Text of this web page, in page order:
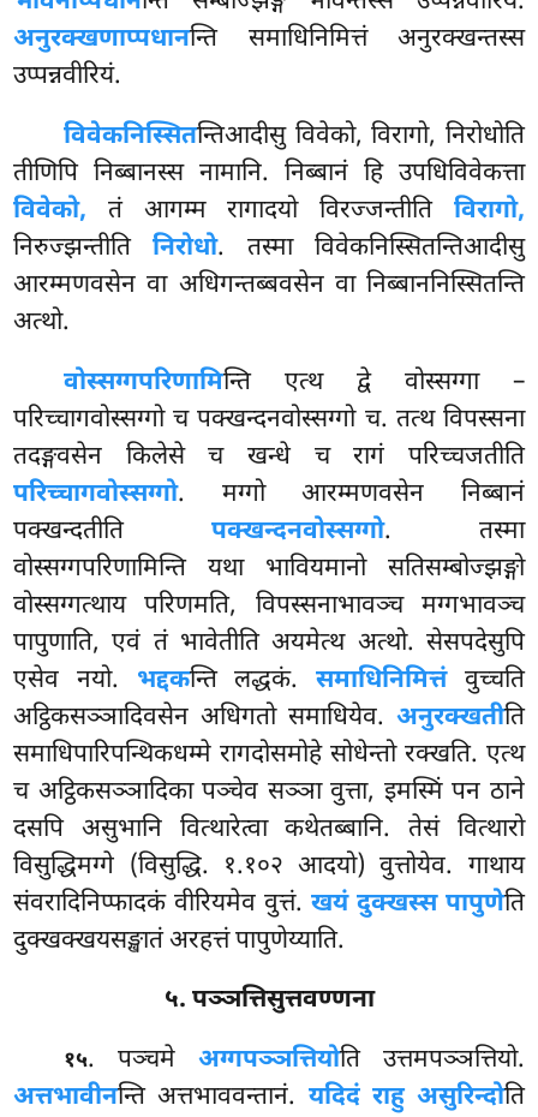
अनुरक्खणाप्पधानन्ति समाधिनिमित्तं अनुरक्खन्तस्स
उप्पन्नवीरियं.
विवेकनिस्सितन्तिआदीसु विवेको, विरागो, निरोधोति
तीणिपि निब्बानस्स नामानि. निब्बानं हि उपधिविवेकत्ता
विवेको, तं आगम्म रागादयो विरज्जन्तीति विरागो,
निरुज्झन्तीतिनिरोधो. तस्मा विवेकनिस्सितन्तिआदीसु
आरम्मणवसेन वा अधिगन्तब्बवसेन वा निब्बाननिस्सितन्ति
अत्थो.
वोस्सग्गपरिणामिन्ति एत्थ द्वे वोस्सग्गा –
परिच्चागवोस्सग्गो च पक्खन्दनवोस्सग्गो च. तत्थ विपस्सना
तदङ्गवसेन किलेसे च खन्धे च रागं परिच्चजतीति
परिच्चागवोस्सग्गो. मग्गो आरम्मणवसेन निब्बानं
पक्खन्दतीति पक्खन्दनवोस्सग्गो. तस्मा
वोस्सग्गपरिणामिन्ति यथा भावियमानो सतिसम्बोज्झङ्गो
वोस्सग्गत्थाय परिणमति, विपस्सनाभावञ्च मग्गभावञ्च
पापुणाति, एवं तं भावेतीति अयमेत्थ अत्थो. सेसपदेसुपि
एसेव नयो. भद्दकन्तिलद्धकं.समाधिनिमित्तंवुच्चति
अट्ठिकसञ्ञादिवसेन अधिगतो समाधियेव. अनुरक्खतीति
समाधिपारिपन्थिकधम्मे रागदोसमोहे सोधेन्तो रक्खति. एत्थ
च अट्ठिकसञ्ञादिका पञ्चेव सञ्ञा वुत्ता, इमस्मिं पन ठाने
दसपि असुभानि वित्थारेत्वा कथेतब्बानि. तेसं वित्थारो
विसुद्धिमग्गे (विसुद्धि. १.१०२ आदयो) वुत्तोयेव. गाथाय
संवरादिनिप्फादकं वीरियमेव वुत्तं. खयं दुक्खस्स पापुणेति
दुक्खक्खयसङ्खातं अरहत्तं पापुणेय्याति.
५. पञ्ञत्तिसुत्तवण्णना
१५. पञ्चमे अग्गपञ्ञत्तियोति उत्तमपञ्ञत्तियो.
अत्तभावीनन्ति अत्तभाववन्तानं. यदिदं राहु असुरिन्दोति